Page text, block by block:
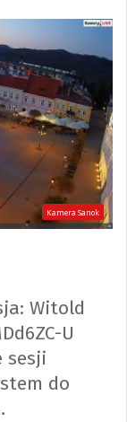
Kamera Sanok
Witold
U
sesji
do